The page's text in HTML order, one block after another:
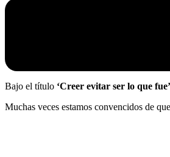
Bajo el título ‘Creer evitar ser lo que fue’
Muchas veces estamos convencidos de